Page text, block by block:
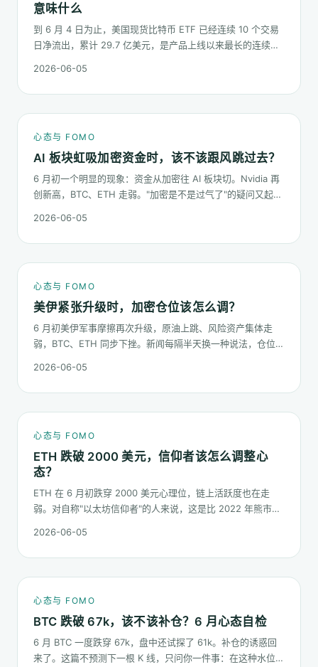
意味什么
到 6 月 4 日为止，美国现货比特币 ETF 已经连续 10 个交易
日净流出，累计 29.7 亿美元，是产品上线以来最长的连续流
2026-06-05
心态与 FOMO
AI 板块虹吸加密资金时，该不该跟风跳过去？
6 月初一个明显的现象：资金从加密往 AI 板块切。Nvidia 再
创新高，BTC、ETH 走弱。"加密是不是过气了"的疑问又起来
2026-06-05
心态与 FOMO
美伊紧张升级时，加密仓位该怎么调？
6 月初美伊军事摩擦再次升级，原油上跳、风险资产集体走
弱，BTC、ETH 同步下挫。新闻每隔半天换一种说法，仓位却
2026-06-05
心态与 FOMO
ETH 跌破 2000 美元，信仰者该怎么调整心
态？
ETH 在 6 月初跌穿 2000 美元心理位，链上活跃度也在走
弱。对自称"以太坊信仰者"的人来说，这是比 2022 年熊市更
2026-06-05
心态与 FOMO
BTC 跌破 67k，该不该补仓？6 月心态自检
6 月 BTC 一度跌穿 67k，盘中还试探了 61k。补仓的诱惑回
来了。这篇不预测下一根 K 线，只问你一件事：在这种水位面